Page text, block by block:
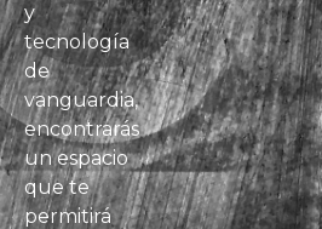
y
tecnología
de
vanguardia,
encontrarás
un espacio
que te
permitirá